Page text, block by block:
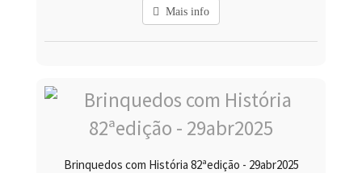
Mais info
Brinquedos com História 82ªedição - 29abr2025